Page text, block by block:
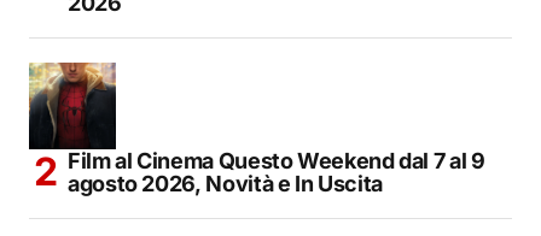
Film al Cinema Questo Weekend dal 7 al 9
agosto 2026, Novità e In Uscita